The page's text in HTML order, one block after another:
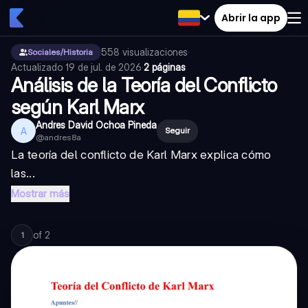
Abrir la app
Sociales/Historia 558 visualizaciones·
Actualizado 19 de jul. de 2026·2 páginas
Análisis de la Teoría del Conflicto
según Karl Marx
A Andres David Ochoa Pineda
@andres8a
Seguir
La teoría del conflicto de Karl Marx explica cómo
las...
Mostrar más
1 of 2